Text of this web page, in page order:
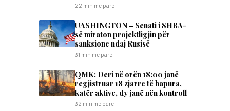
22 min më parë
UASHINGTON – Senati i SHBA-
së miraton projektligjin për
sanksione ndaj Rusisë
31 min më parë
QMK: Deri në orën 18:00 janë
regjistruar 18 zjarre të hapura,
katër aktive, dy janë nën kontroll
32 min më parë